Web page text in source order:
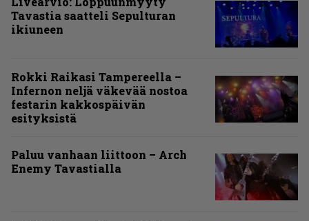
Tavastia saatteli Sepulturan
ikiuneen
Rokki Raikasi Tampereella –
Infernon neljä väkevää nostoa
festarin kakkospäivän
esityksistä
Paluu vanhaan liittoon – Arch
Enemy Tavastialla